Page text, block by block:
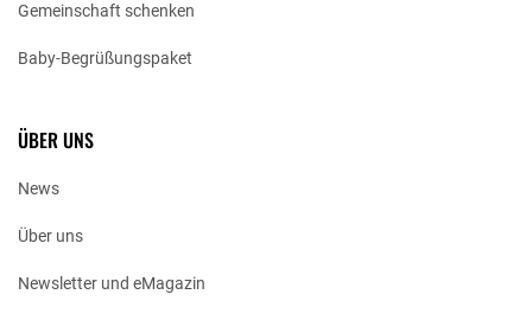
Gemeinschaft schenken
Baby-Begrüßungspaket
ÜBER UNS
News
Über uns
Newsletter und eMagazin